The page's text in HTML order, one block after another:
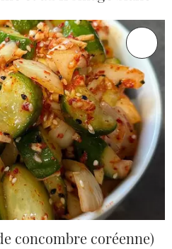
concombre coréenne)